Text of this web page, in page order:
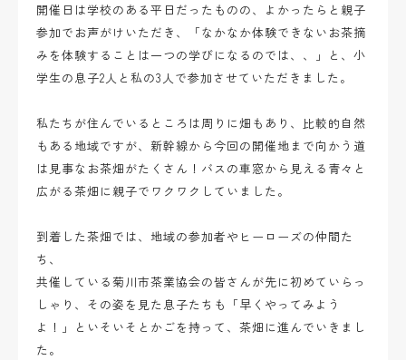
開催日は学校のある平日だったものの、よかったらと親子
参加でお声がけいただき、「なかなか体験できないお茶摘
みを体験することは一つの学びになるのでは、、」と、小
学生の息子2人と私の3人で参加させていただきました。
私たちが住んでいるところは周りに畑もあり、比較的自然
もある地域ですが、新幹線から今回の開催地まで向かう道
は見事なお茶畑がたくさん！バスの車窓から見える青々と
広がる茶畑に親子でワクワクしていました。
到着した茶畑では、地域の参加者やヒーローズの仲間た
ち、
共催している菊川市茶業協会の皆さんが先に初めていらっ
しゃり、その姿を見た息子たちも「早くやってみよう
よ！」といそいそとかごを持って、茶畑に進んでいきまし
た。